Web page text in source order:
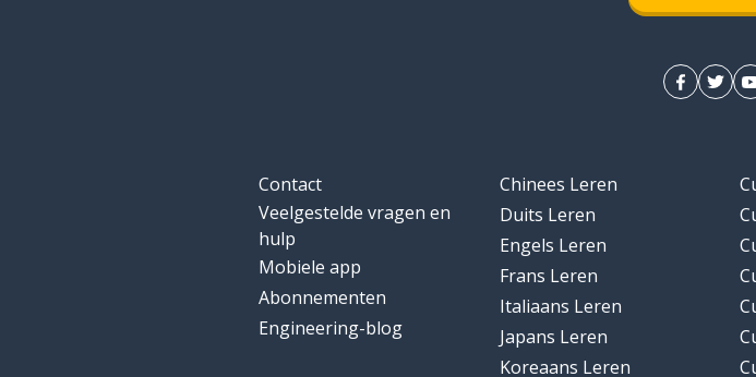
Contact
Veelgestelde vragen en
hulp
Mobiele app
Abonnementen
Engineering-blog
Chinees Leren
Duits Leren
Engels Leren
Frans Leren
Italiaans Leren
Japans Leren
Koreaans Leren